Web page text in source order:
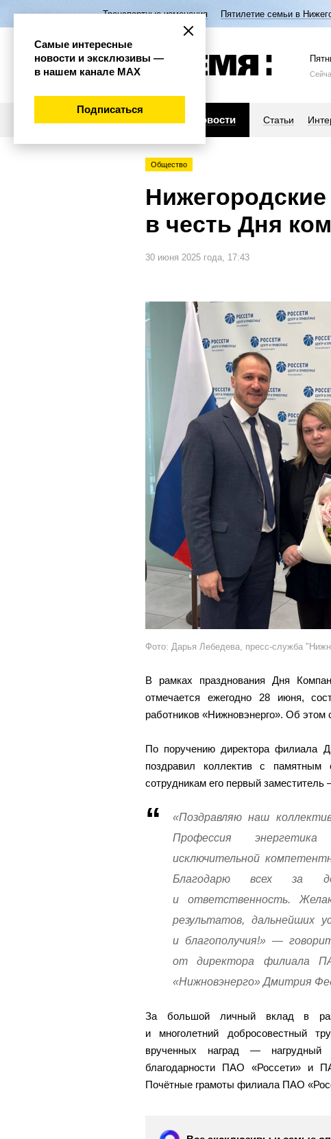
Транспортные изменения Пятилетие семьи в
Новости Статьи
Общество
в честь Дня
30 июня 2025 года, 17:43
Фото: Дарья Лебедева, пресс-служба
В рамках празднования Дня
отмечается ежегодно 28 июня,
работников «Нижновэнерго». Об
По поручению директора филиала
поздравил коллектив с
сотрудникам его первый
«Поздравляю наш
Профессия
исключительной
Благодарю всех за
и ответственность.
результатов, дальнейших
и благополучия!» —
от директора филиала
«Нижновэнерго» Дмитрия
За большой личный вклад в
и многолетний добросовестный
врученных наград — нагрудный
благодарности ПАО «Россети» и
Почётные грамоты филиала ПАО
Самые интересные
новости и эксклюзивы —
в нашем канале МАХ
Подписаться